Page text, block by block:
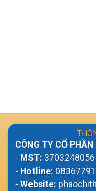
CÔNG TY CỔ
- MST: 3703248056
- Hotline:
- Website: